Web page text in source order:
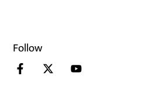
Follow